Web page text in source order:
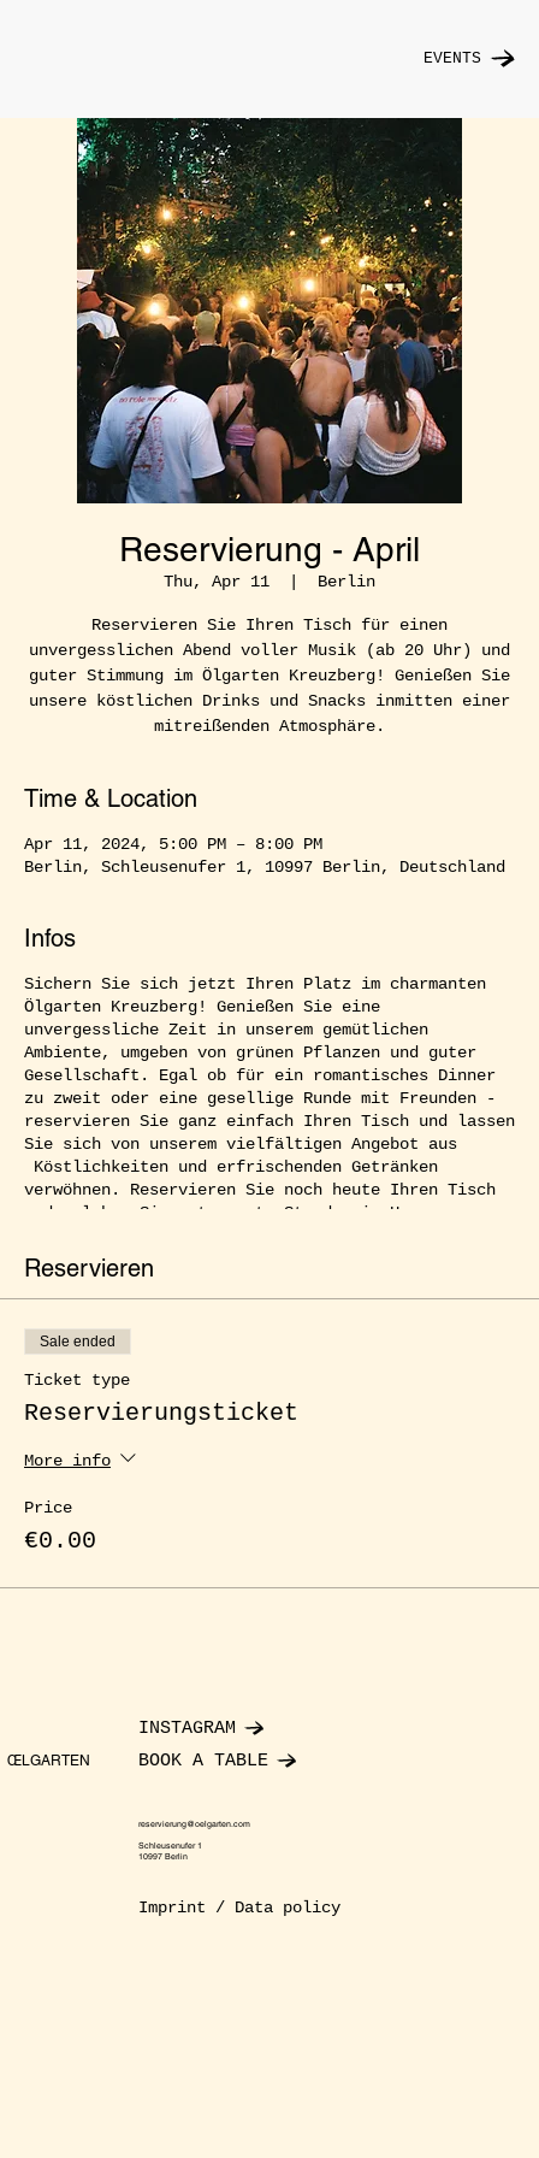
EVENTS
Reservierung - April
Thu, Apr 11
  |
Berlin
Reservieren Sie Ihren Tisch für einen
unvergesslichen Abend voller Musik (ab 20 Uhr) und
guter Stimmung im Ölgarten Kreuzberg! Genießen Sie
unsere köstlichen Drinks und Snacks inmitten einer
mitreißenden Atmosphäre.
Time & Location
Apr 11, 2024, 5:00 PM – 8:00 PM
Berlin, Schleusenufer 1, 10997 Berlin, Deutschland
Infos
Sichern Sie sich jetzt Ihren Platz im charmanten
Ölgarten Kreuzberg! Genießen Sie eine
unvergessliche Zeit in unserem gemütlichen
Ambiente, umgeben von grünen Pflanzen und guter
Gesellschaft. Egal ob für ein romantisches Dinner
zu zweit oder eine gesellige Runde mit Freunden -
reservieren Sie ganz einfach Ihren Tisch und lassen
Sie sich von unserem vielfältigen Angebot aus
Köstlichkeiten und erfrischenden Getränken
verwöhnen. Reservieren Sie noch heute Ihren Tisch
und erleben Sie entspannte Stunden im Herzen von
Reservieren
Sale ended
Ticket type
Reservierungsticket
More info
Price
€0.00
ŒLGARTEN
INSTAGRAM
BOOK A TABLE
reservierung@oelgarten.com
Schleusenufer 1
10997 Berlin
Imprint / Data policy